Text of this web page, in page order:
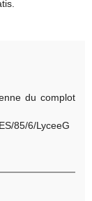
du complot
85/6/LyceeG